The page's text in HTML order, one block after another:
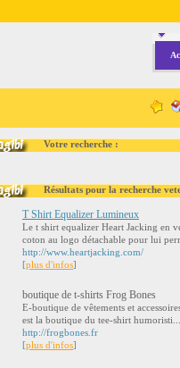
Votre recherche :
Résultats pour la recherche
T Shirt Equalizer Lumineux
Le t shirt equalizer Heart Jacking en
coton au logo détachable pour lui
http://www.heartjacking.com/
[plus d'infos]
boutique de t-shirts Frog Bones
E-boutique de vêtements et
est la boutique du tee-shirt humoristi...
http://frogbones.fr
[plus d'infos]